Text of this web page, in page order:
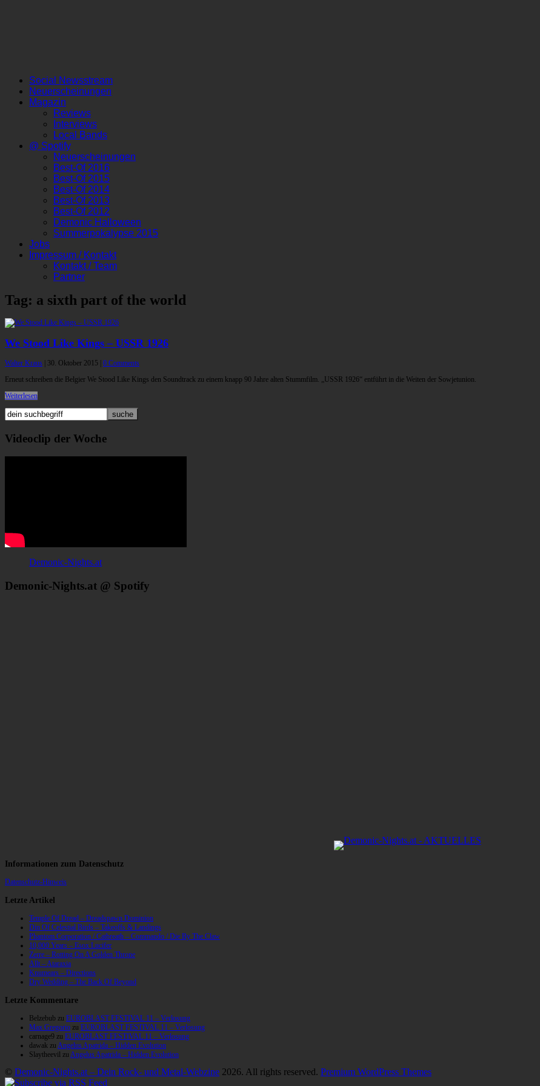
Social Newsstream
Neuerscheinungen
Magazin
Reviews
Interviews
Local Bands
@ Spotify
Neuerscheinungen
Best-Of 2016
Best-Of 2015
Best-Of 2014
Best-Of 2013
Best-Of 2012
Demonic Halloween
Summerpokalypse 2015
Jobs
Impressum / Kontakt
Kontakt / Team
Partner
Tag: a sixth part of the world
We Stood Like Kings – USSR 1926
Walter Kraus 30. Oktober 2015
0 Comments
Erneut schreiben die Belgier We Stood Like Kings den Soundtrack zu einem knapp 90 Jahre alten Stummfilm. „USSR 1926“ entführt in die Weiten der Sowjetunion.
Weiterlesen
Videoclip der Woche
Demonic-Nights.at
Demonic-Nights.at @ Spotify
Informationen zum Datenschutz
Datenschutz-Hinweis
Letzte Artikel
Temple Of Dread – Dreadspawn Dominion
Din Of Celestial Birds – Takeoffs & Landings
Phantom Corporation / Catbreath – Commando / Die By The Claw
10,000 Years – Esox Lucifer
Zerre – Rotting On A Golden Throne
Allt – Ataraxia
Knumears – Directions
Dry Wedding – The Back Of Beyond
Letzte Kommentare
Belzebub zu EUROBLAST FESTIVAL 11 – Verlosung
Max Gregorio zu EUROBLAST FESTIVAL 11 – Verlosung
carnage9 zu EUROBLAST FESTIVAL 11 – Verlosung
dawak zu Angelus Apatrida – Hidden Evolution
Slaytheevil zu Angelus Apatrida – Hidden Evolution
© Demonic-Nights.at – Dein Rock- und Metal-Webzine 2026. All rights reserved. Premium WordPress Themes